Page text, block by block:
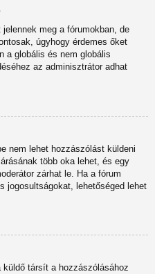
meg a fórumokban, de
úgyhogy érdemes őket
a globális és nem globális
az adminisztrátor adhat
nem lehet hozzászólást küldeni
több oka lehet, és egy
zárhat le. Ha a fórum
jogosultságokat, lehetőséged lehet
társít a hozzászólásához